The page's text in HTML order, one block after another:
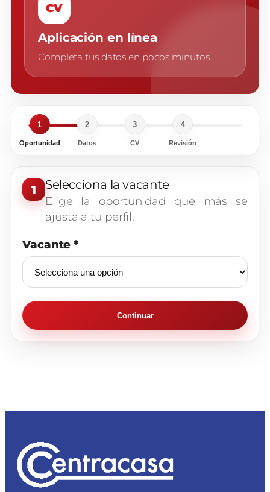
CV
Aplicación en línea
Completa tus datos en pocos minutos.
1
Oportunidad
2
Datos
3
CV
4
Revisión
1 Selecciona la vacante
Elige la oportunidad que más se
ajusta a tu perfil.
Vacante *
Continuar